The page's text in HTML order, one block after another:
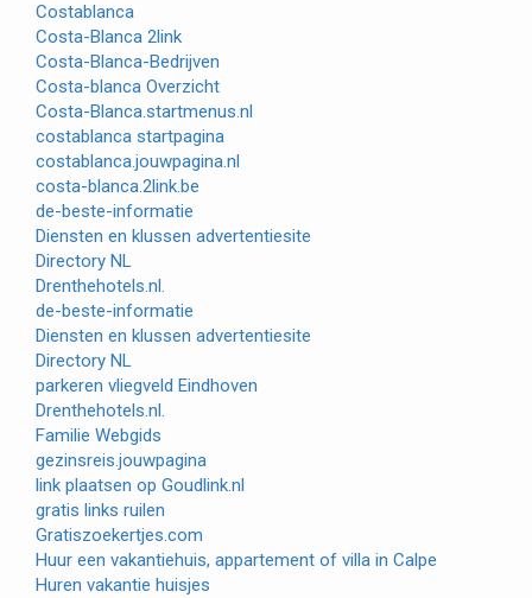
Costablanca
Costa-Blanca 2link
Costa-Blanca-Bedrijven
Costa-blanca Overzicht
Costa-Blanca.startmenus.nl
costablanca startpagina
costablanca.jouwpagina.nl
costa-blanca.2link.be
de-beste-informatie
Diensten en klussen advertentiesite
Directory NL
Drenthehotels.nl.
de-beste-informatie
Diensten en klussen advertentiesite
Directory NL
parkeren vliegveld Eindhoven
Drenthehotels.nl.
Familie Webgids
gezinsreis.jouwpagina
link plaatsen op Goudlink.nl
gratis links ruilen
Gratiszoekertjes.com
Huur een vakantiehuis, appartement of villa in Calpe
Huren vakantie huisjes